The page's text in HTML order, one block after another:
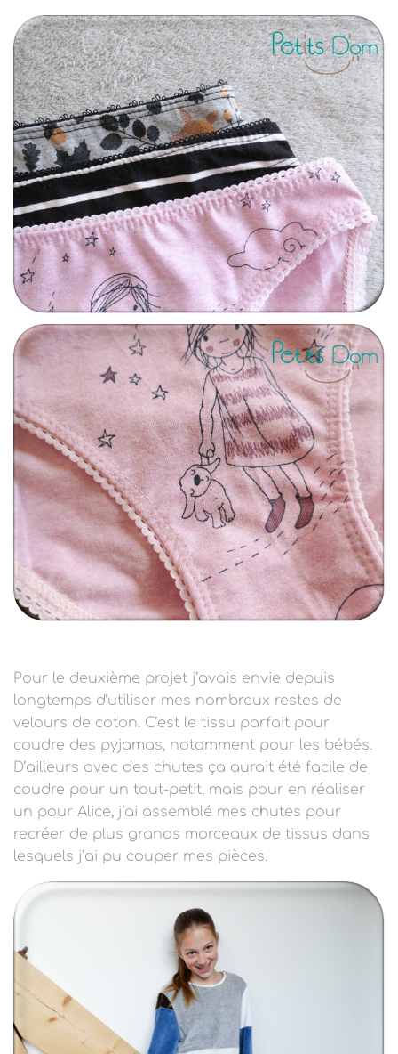
Pour le deuxième projet j’avais envie depuis
longtemps d’utiliser mes nombreux restes de
velours de coton. C’est le tissu parfait pour
coudre des pyjamas, notamment pour les bébés.
D’ailleurs avec des chutes ça aurait été facile de
coudre pour un tout-petit, mais pour en réaliser
un pour Alice, j’ai assemblé mes chutes pour
recréer de plus grands morceaux de tissus dans
lesquels j’ai pu couper mes pièces.